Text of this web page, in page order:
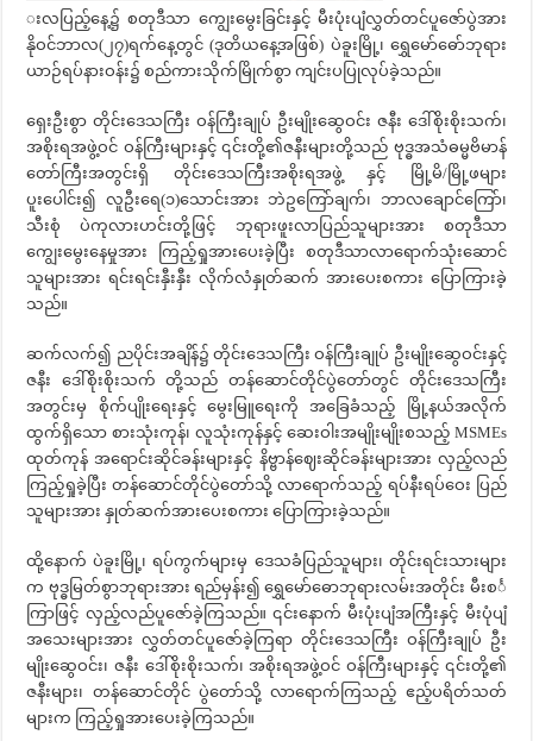
းလပြည့်နေ့၌ စတုဒီသာ ကျွေးမွေးခြင်းနှင့် မီးပုံးပျံလွှတ်တင်ပူဇော်ပွဲအား
နိုဝင်ဘာလ(၂၇)ရက်နေ့တွင် (ဒုတိယနေ့အဖြစ်) ပဲခူးမြို့၊ ရွှေမော်ဓော်ဘုရား
ယာဉ်ရပ်နားဝန်း၌ စည်ကားသိုက်မြိုက်စွာ ကျင်းပပြုလုပ်ခဲ့သည်။
ရှေးဦးစွာ တိုင်းဒေသကြီး ဝန်ကြီးချုပ် ဦးမျိုးဆွေဝင်း ဇနီး ဒေါ်စိုးစိုးသက်၊
အစိုးရအဖွဲ့ဝင် ဝန်ကြီးများနှင့် ၎င်းတို့၏ဇနီးများတို့သည် ဗုဒ္ဓအသံဓမ္မဗိမာန်
တော်ကြီးအတွင်းရှိ တိုင်းဒေသကြီးအစိုးရအဖွဲ့ နှင့် မြို့မိ/မြို့ဖများ
ပူးပေါင်း၍ လူဦးရေ(၁)သောင်းအား ဘဲဥကြော်ချက်၊ ဘာလချောင်ကြော်၊
သီးစုံ ပဲကုလားဟင်းတို့ဖြင့် ဘုရားဖူးလာပြည်သူများအား စတုဒီသာ
ကျွေးမွေးနေမှုအား ကြည့်ရှုအားပေးခဲ့ပြီး စတုဒီသာလာရောက်သုံးဆောင်
သူများအား ရင်းရင်းနှီးနှီး လိုက်လံနှုတ်ဆက် အားပေးစကား ပြောကြားခဲ့
သည်။
ဆက်လက်၍ ညပိုင်းအချိန်၌ တိုင်းဒေသကြီး ဝန်ကြီးချုပ် ဦးမျိုးဆွေဝင်းနှင့်
ဇနီး ဒေါ်စိုးစိုးသက် တို့သည် တန်ဆောင်တိုင်ပွဲတော်တွင် တိုင်းဒေသကြီး
အတွင်းမှ စိုက်ပျိုးရေးနှင့် မွေးမြူရေးကို အခြေခံသည့် မြို့နယ်အလိုက်
ထွက်ရှိသော စားသုံးကုန်၊ လူသုံးကုန်နှင့် ဆေးဝါးအမျိုးမျိုးစသည့် MSMEs
ထုတ်ကုန် အရောင်းဆိုင်ခန်းများနှင့် နိဗ္ဗာန်ဈေးဆိုင်ခန်းများအား လှည့်လည်
ကြည့်ရှုခဲ့ပြီး တန်ဆောင်တိုင်ပွဲတော်သို့ လာရောက်သည့် ရပ်နီးရပ်ဝေး ပြည်
သူများအား နှုတ်ဆက်အားပေးစကား ပြောကြားခဲ့သည်။
ထို့နောက် ပဲခူးမြို့၊ ရပ်ကွက်များမှ ဒေသခံပြည်သူများ၊ တိုင်းရင်းသားများ
က ဗုဒ္ဓမြတ်စွာဘုရားအား ရည်မှန်း၍ ရွှေမော်ဓောဘုရားလမ်းအတိုင်း မီးစင်္
ကြာဖြင့် လှည့်လည်ပူဇော်ခဲ့ကြသည်။ ၎င်းနောက် မီးပုံးပျံအကြီးနှင့် မီးပုံပျံ
အသေးများအား လွှတ်တင်ပူဇော်ခဲ့ကြရာ တိုင်းဒေသကြီး ဝန်ကြီးချုပ် ဦး
မျိုးဆွေဝင်း၊ ဇနီး ဒေါ်စိုးစိုးသက်၊ အစိုးရအဖွဲ့ဝင် ဝန်ကြီးများနှင့် ၎င်းတို့၏
ဇနီးများ၊ တန်ဆောင်တိုင် ပွဲတော်သို့ လာရောက်ကြသည့် ဧည့်ပရိတ်သတ်
များက ကြည့်ရှုအားပေးခဲ့ကြသည်။